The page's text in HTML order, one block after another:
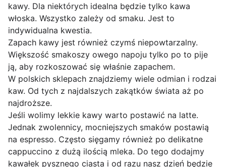
kawy. Dla niektórych idealna będzie tylko kawa
włoska. Wszystko zależy od smaku. Jest to
indywidualna kwestia.
Zapach kawy jest również czymś niepowtarzalny.
Większość smakoszy owego napoju tylko po to pije
ją, aby rozkoszować się właśnie zapachem.
W polskich sklepach znajdziemy wiele odmian i rodzai
kaw. Od tych z najdalszych zakątków świata aż po
najdroższe.
Jeśli wolimy lekkie kawy warto postawić na latte.
Jednak zwolennicy, mocniejszych smaków postawią
na espresso. Często sięgamy również po delikatne
cappuccino z dużą ilością mleka. Do tego dodajmy
kawałek pysznego ciasta i od razu nasz dzień będzie